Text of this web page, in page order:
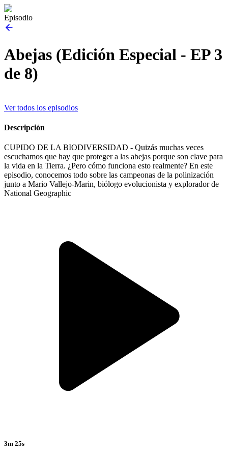
Episodio
Abejas (Edición Especial - EP 3
de 8)
Ver todos los episodios
Descripción
CUPIDO DE LA BIODIVERSIDAD - Quizás muchas veces
escuchamos que hay que proteger a las abejas porque son clave para
la vida en la Tierra. ¿Pero cómo funciona esto realmente? En este
episodio, conocemos todo sobre las campeonas de la polinización
junto a Mario Vallejo-Marin, biólogo evolucionista y explorador de
National Geographic
3m 25s